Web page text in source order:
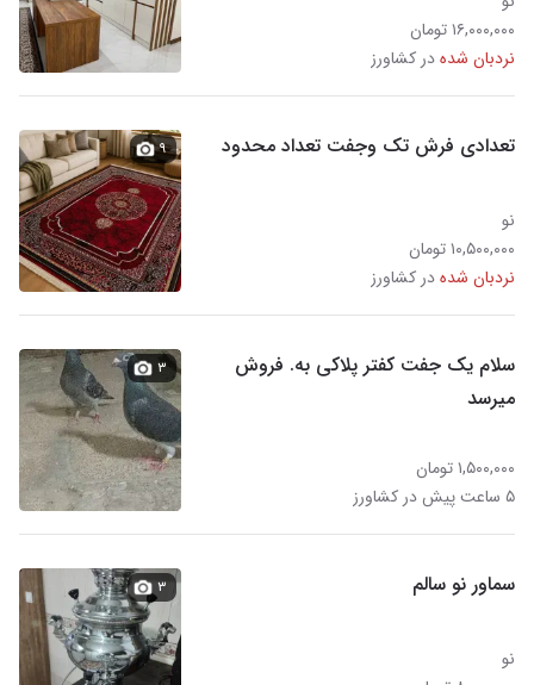
۱۶,۰۰۰,۰۰۰ تومان
نردبان شدهدر کشاورز
تعدادی فرش تک وجفت تعداد محدود
نو
۱۰,۵۰۰,۰۰۰ تومان
نردبان شدهدر کشاورز
۹
سلام یک جفت کفتر پلاکی به. فروش
میرسد
۱,۵۰۰,۰۰۰ تومان
۵ ساعت پیش در کشاورز
۳
سماور نو سالم
نو
۳